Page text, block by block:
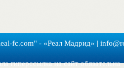
fс.com" - «Реал Мадрид» |
гиперссылка на сайт обязательна